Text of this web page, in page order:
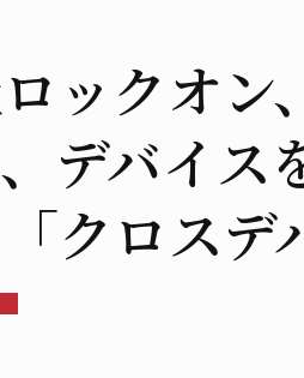
ックオン
デバイ
クロスデ